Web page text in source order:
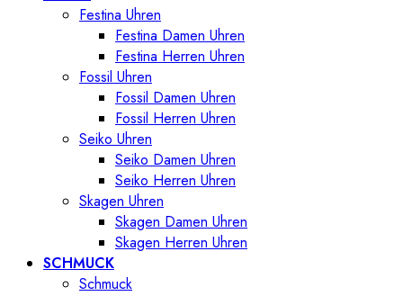
Festina Uhren
Festina Damen Uhren
Festina Herren Uhren
Fossil Uhren
Fossil Damen Uhren
Fossil Herren Uhren
Seiko Uhren
Seiko Damen Uhren
Seiko Herren Uhren
Skagen Uhren
Skagen Damen Uhren
Skagen Herren Uhren
SCHMUCK
Schmuck